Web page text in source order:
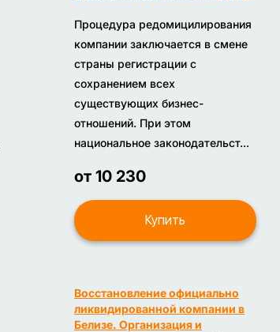
Процедура редомицилирования
компании заключается в смене
страны регистрации с
сохранением всех
существующих бизнес-
отношений. При этом
национальное законодательст...
от 10 230
Купить
Восстановление официально
ликвидированной компании в
Белизе. Организация и